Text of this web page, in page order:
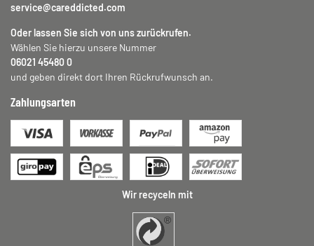
service@careddicted.com
Oder lassen Sie sich von uns zurückrufen.
Wählen Sie hierzu unsere Nummer
06021 45480 0
und geben direkt dort Ihren Rückrufwunsch an.
Zahlungsarten
Wir recyceln mit